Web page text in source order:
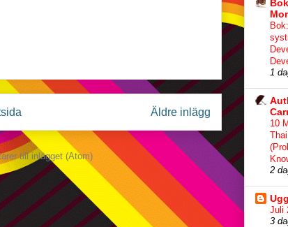
Äldre inlägg
till inlägget (Atom)
1
10
2
Juli
3